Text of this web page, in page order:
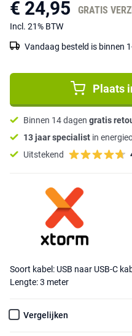
€ 24,95 GRATIS
Incl. 21% BTW
Vandaag besteld is binnen
Plaats
Binnen 14 dagen gratis
13 jaar specialist in
Uitstekend
Soort kabel: USB naar USB-C
Lengte: 3 meter
Vergelijken